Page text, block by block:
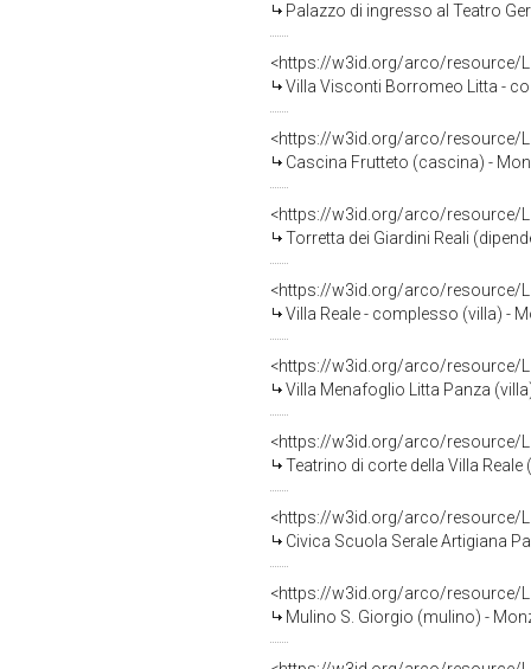
Palazzo di ingresso al Teatro
<https://w3id.org/arco/resource/
Villa Visconti Borromeo Litta -
<https://w3id.org/arco/resource/
Cascina Frutteto (cascina) -
<https://w3id.org/arco/resource/
Torretta dei Giardini Reali
<https://w3id.org/arco/resource/
Villa Reale - complesso (villa) -
<https://w3id.org/arco/resource/
Villa Menafoglio Litta Panza
<https://w3id.org/arco/resource/
Teatrino di corte della Villa
<https://w3id.org/arco/resource/
Civica Scuola Serale Artigiana
<https://w3id.org/arco/resource/
Mulino S. Giorgio (mulino) -